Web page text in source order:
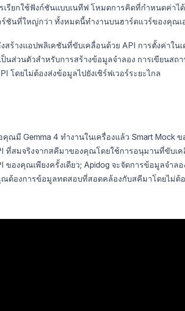
เรียกใช้ฟังก์ชันแบบเนทีฟ โหมดการคิดที่กำหนดค่าไ
ร์ชันที่ใหญ่กว่า ทั้งหมดนี้ทำงานบนฮาร์ดแวร์ของคุณเ
ร้างแอปพลิเคชันที่ขับเคลื่อนด้วย API การตั้งค่าใน
ป็นส่วนตัวสำหรับการสร้างข้อมูลจำลอง การเขียนส
โดยไม่ต้องส่งข้อมูลไปยังเซิร์ฟเวอร์ระยะไกล
คุณมี Gemma 4 ทำงานในเครื่องแล้ว Smart Mock
ที่สมจริงจากสคีมาของคุณโดยใช้การอนุมานที่ขับเ
ของคุณเพียงครั้งเดียว; Apidog จะจัดการข้อมูลจำล
ต้องการข้อมูลทดสอบที่สอดคล้องกับสคีมาโดยไม่ต้อ